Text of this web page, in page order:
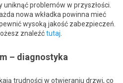
problemów w przyszłości.
nowa wkładka powinna mieć
wysoką jakość zabezpieczeń.
znaleźćtutaj
– diagnostyka
trudności w otwieraniu drzwi, co